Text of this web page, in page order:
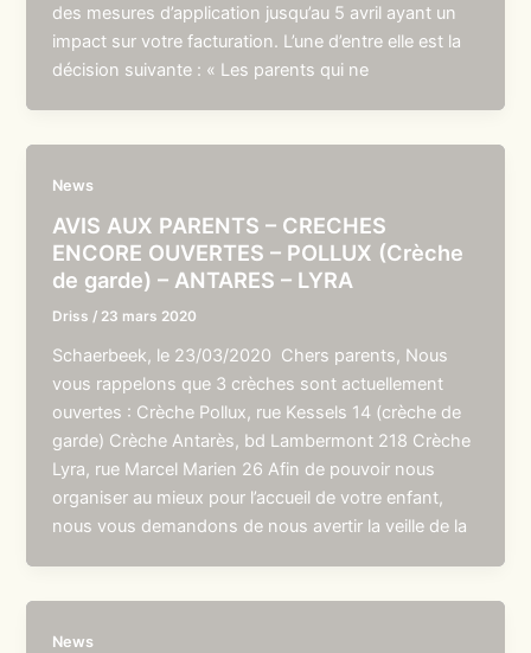
des mesures d’application jusqu’au 5 avril ayant un
impact sur votre facturation. L’une d’entre elle est la
décision suivante : « Les parents qui ne
News
AVIS AUX PARENTS – CRECHES
ENCORE OUVERTES – POLLUX (Crèche
de garde) – ANTARES – LYRA
Driss / 23 mars 2020
Schaerbeek, le 23/03/2020 Chers parents, Nous
vous rappelons que 3 crèches sont actuellement
ouvertes : Crèche Pollux, rue Kessels 14 (crèche de
garde) Crèche Antarès, bd Lambermont 218 Crèche
Lyra, rue Marcel Marien 26 Afin de pouvoir nous
organiser au mieux pour l’accueil de votre enfant,
nous vous demandons de nous avertir la veille de la
News